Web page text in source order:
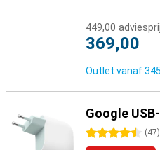
449,00
369,00
Outlet vanaf
Google
4.5 sterren (47)